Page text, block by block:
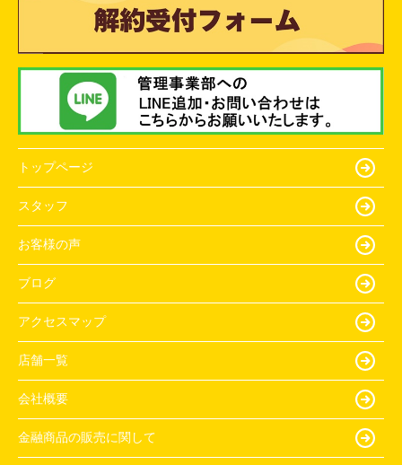
トップページ
スタッフ
お客様の声
ブログ
アクセスマップ
店舗一覧
会社概要
金融商品の販売に関して